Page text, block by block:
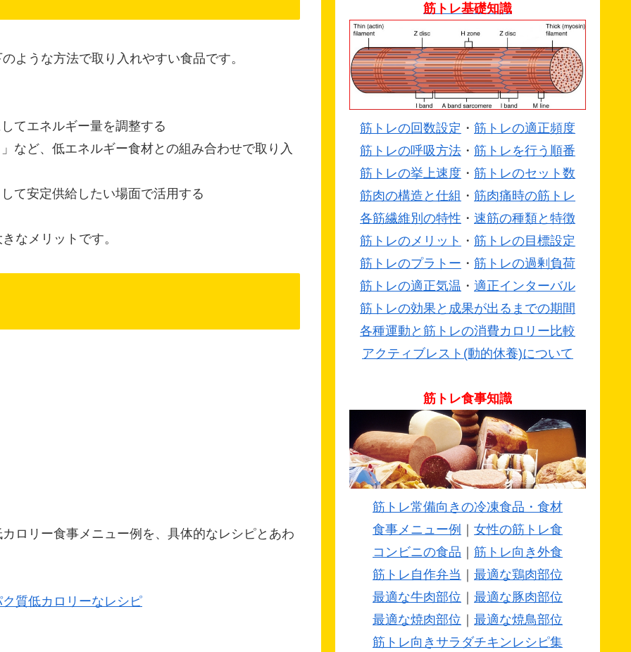
ような方法で取り入れやすい食品です。
てエネルギー量を調整する
など、低エネルギー食材との組み合わせで取り入
て安定供給したい場面で活用する
なメリットです。
ロリー食事メニュー例を、具体的なレシピとあわ
質低カロリーなレシピ
筋トレ基礎知識
筋トレの回数設定 ・ 筋トレの適正頻度
筋トレの呼吸方法 ・ 筋トレを行う順番
筋トレの挙上速度 ・ 筋トレのセット数
筋肉の構造と仕組 ・ 筋肉痛時の筋トレ
各筋繊維別の特性 ・ 速筋の種類と特徴
筋トレのメリット ・ 筋トレの目標設定
筋トレのプラトー ・ 筋トレの過剰負荷
筋トレの適正気温 ・ 適正インターバル
筋トレの効果と成果が出るまでの期間
各種運動と筋トレの消費カロリー比較
アクティブレスト(動的休養)について
筋トレ食事知識
筋トレ常備向きの冷凍食品・食材
食事メニュー例
女性の筋トレ食
コンビニの食品
筋トレ向き外食
筋トレ自作弁当
最適な鶏肉部位
最適な牛肉部位
最適な豚肉部位
最適な焼肉部位
最適な焼鳥部位
筋トレ向きサラダチキンレシピ集